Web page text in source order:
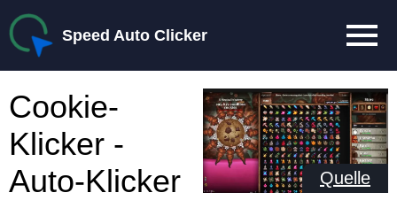
Speed Auto Clicker
Cookie-
Klicker -
Auto-Klicker
Quelle